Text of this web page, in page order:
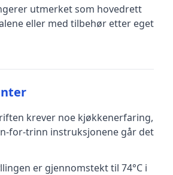
utmerket som hovedrett
eller med tilbehør etter eget
krever noe kjøkkenerfaring,
for-trinn instruksjonene går det
er gjennomstekt til 74°C i